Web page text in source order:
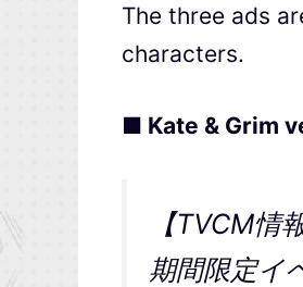
The three ads
characters.
■ Kate & Grim
【TVCM情
期間限定イ